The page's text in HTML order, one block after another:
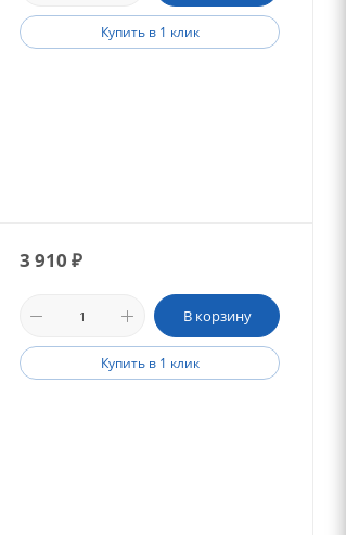
Купить в 1 клик
3 910 ₽
В корзину
Купить в 1 клик